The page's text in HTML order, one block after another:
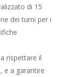
di 15
dei turni per i
rispettare il
e a garantire